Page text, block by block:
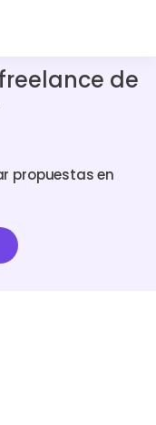
de
propuestas en